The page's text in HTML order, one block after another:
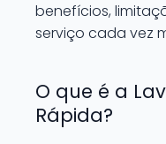
benefícios,
serviço cada vez
O que é a
Rápida?